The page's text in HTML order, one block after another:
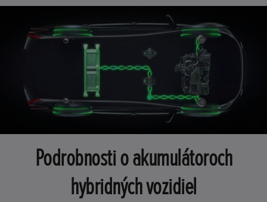
Podrobnosti o akumulátoroch
hybridných vozidiel